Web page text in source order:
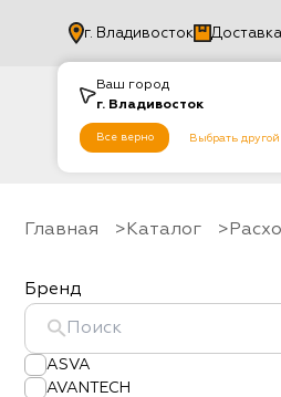
Ваш город
г. Владивосток
Все верно Выбрать другой
г. Владивосток
Главная Каталог
Бренд
ASVA
AVANTECH